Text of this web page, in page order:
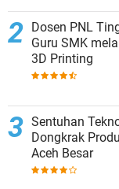
Dosen PNL
Guru SMK
3D Printing
Sentuhan
Dongkrak
Aceh Besar